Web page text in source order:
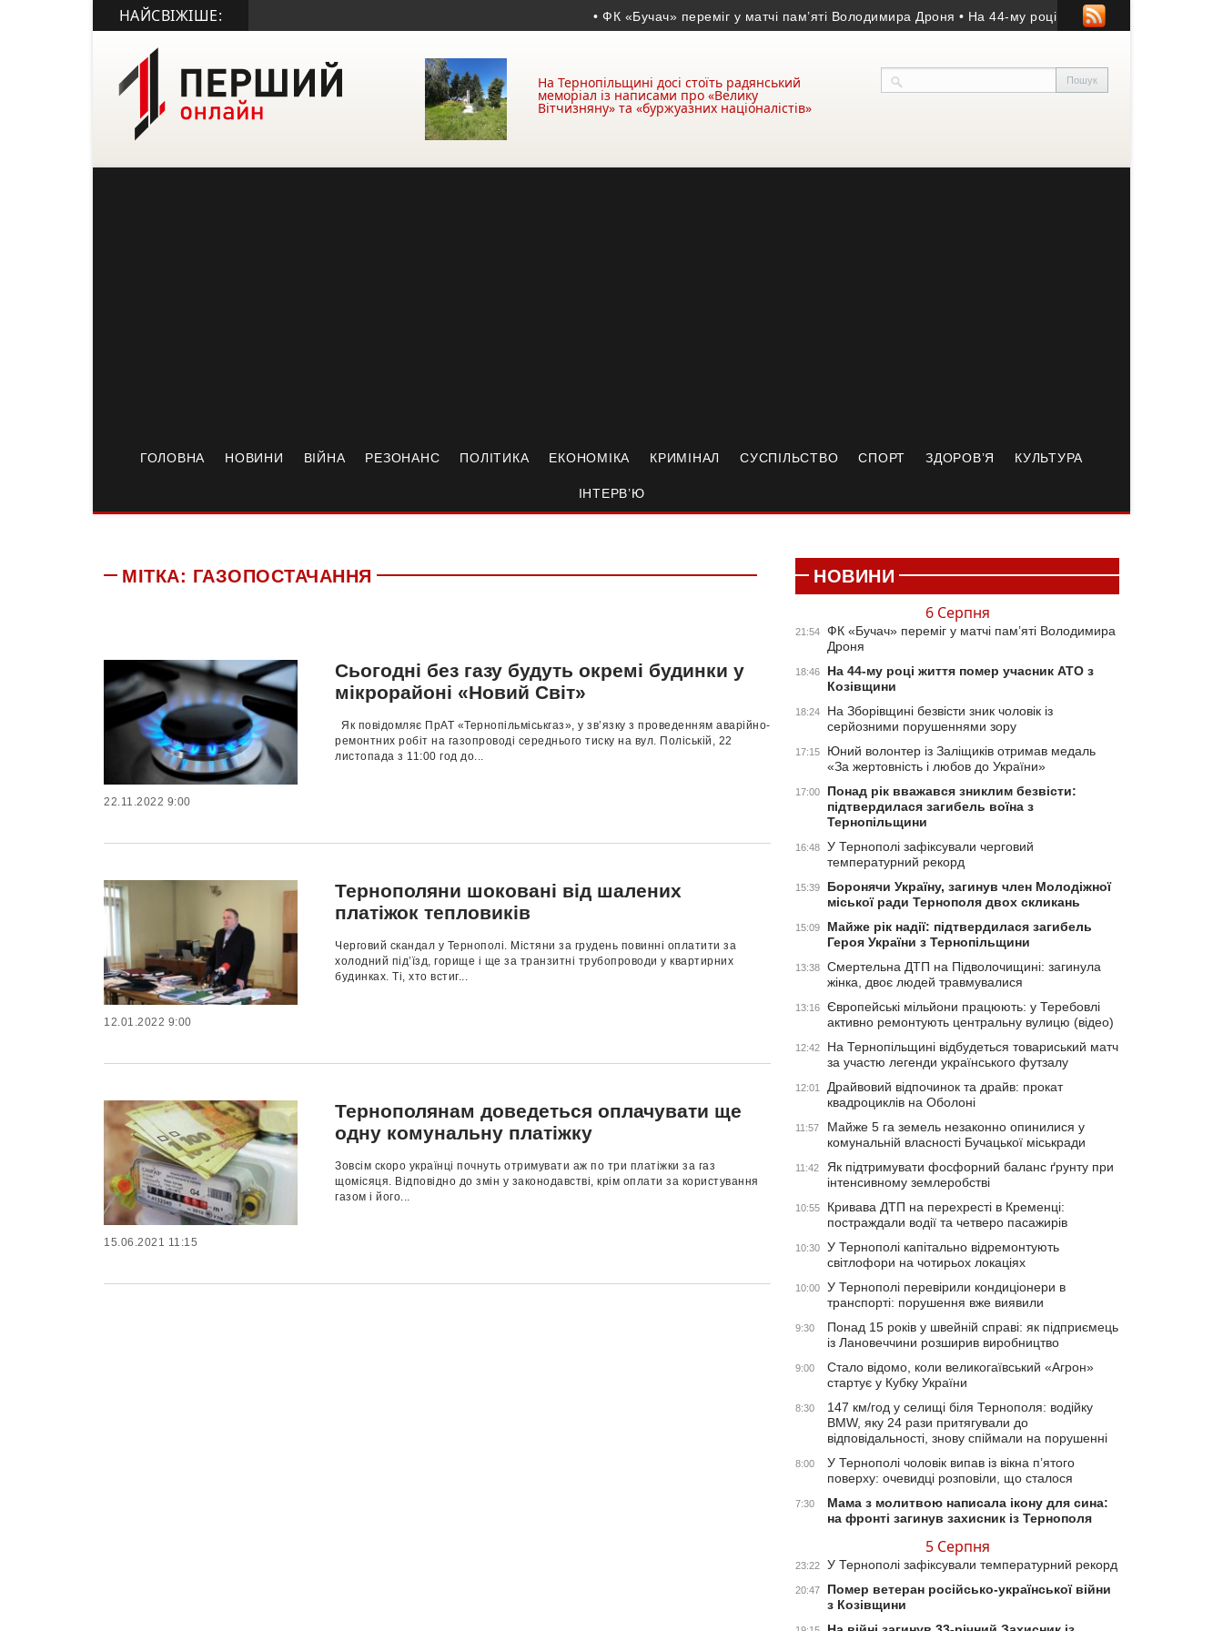
НАЙСВІЖІШЕ: • ФК «Бучач» переміг у матчі пам’яті Володимира Дроня • На 44-му році життя помер учасник АТО з
На Тернопільщині досі стоїть радянський
меморіал із написами про «Велику
Вітчизняну» та «буржуазних націоналістів»
ГОЛОВНА НОВИНИ ВІЙНА РЕЗОНАНС ПОЛІТИКА ЕКОНОМІКА КРИМІНАЛ СУСПІЛЬСТВО СПОРТ ЗДОРОВ’Я КУЛЬТУРА
ІНТЕРВ’Ю
МІТКА: ГАЗОПОСТАЧАННЯ
Сьогодні без газу будуть окремі будинки у
мікрорайоні «Новий Світ»
Як повідомляє ПрАТ «Тернопільміськгаз», у зв’язку з проведенням аварійно-
ремонтних робіт на газопроводі середнього тиску на вул. Поліській, 22
листопада з 11:00 год до...
22.11.2022 9:00
Тернополяни шоковані від шалених
платіжок тепловиків
Черговий скандал у Тернополі. Містяни за грудень повинні оплатити за
холодний під’їзд, горище і ще за транзитні трубопроводи у квартирних
будинках. Ті, хто встиг...
12.01.2022 9:00
Тернополянам доведеться оплачувати ще
одну комунальну платіжку
Зовсім скоро українці почнуть отримувати аж по три платіжки за газ
щомісяця. Відповідно до змін у законодавстві, крім оплати за користування
газом і його...
15.06.2021 11:15
НОВИНИ
6 Серпня
21:54
ФК «Бучач» переміг у матчі пам’яті Володимира
Дроня
18:46
На 44-му році життя помер учасник АТО з
Козівщини
18:24
На Зборівщині безвісти зник чоловік із
серйозними порушеннями зору
17:15
Юний волонтер із Заліщиків отримав медаль
«За жертовність і любов до України»
17:00
Понад рік вважався зниклим безвісти:
підтвердилася загибель воїна з
Тернопільщини
16:48
У Тернополі зафіксували черговий
температурний рекорд
15:39
Боронячи Україну, загинув член Молодіжної
міської ради Тернополя двох скликань
15:09
Майже рік надії: підтвердилася загибель
Героя України з Тернопільщини
13:38
Смертельна ДТП на Підволочищині: загинула
жінка, двоє людей травмувалися
13:16
Європейські мільйони працюють: у Теребовлі
активно ремонтують центральну вулицю (відео)
12:42
На Тернопільщині відбудеться товариський матч
за участю легенди українського футзалу
12:01
Драйвовий відпочинок та драйв: прокат
квадроциклів на Оболоні
11:57
Майже 5 га земель незаконно опинилися у
комунальній власності Бучацької міськради
11:42
Як підтримувати фосфорний баланс ґрунту при
інтенсивному землеробстві
10:55
Кривава ДТП на перехресті в Кременці:
постраждали водії та четверо пасажирів
10:30
У Тернополі капітально відремонтують
світлофори на чотирьох локаціях
10:00
У Тернополі перевірили кондиціонери в
транспорті: порушення вже виявили
9:30
Понад 15 років у швейній справі: як підприємець
із Лановеччини розширив виробництво
9:00
Стало відомо, коли великогаївський «Агрон»
стартує у Кубку України
8:30
147 км/год у селищі біля Тернополя: водійку
BMW, яку 24 рази притягували до
відповідальності, знову спіймали на порушенні
8:00
У Тернополі чоловік випав із вікна п’ятого
поверху: очевидці розповіли, що сталося
7:30
Мама з молитвою написала ікону для сина:
на фронті загинув захисник із Тернополя
5 Серпня
23:22 У Тернополі зафіксували температурний рекорд
20:47
Помер ветеран російсько-української війни
з Козівщини